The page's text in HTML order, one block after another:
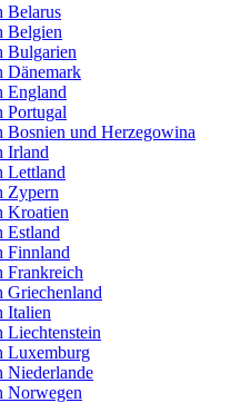
Belarus
Belgien
Bulgarien
Dänemark
England
Portugal
und Herzegowina
Irland
Lettland
Zypern
Kroatien
Estland
Finnland
Frankreich
Griechenland
Italien
Liechtenstein
Luxemburg
Niederlande
Norwegen